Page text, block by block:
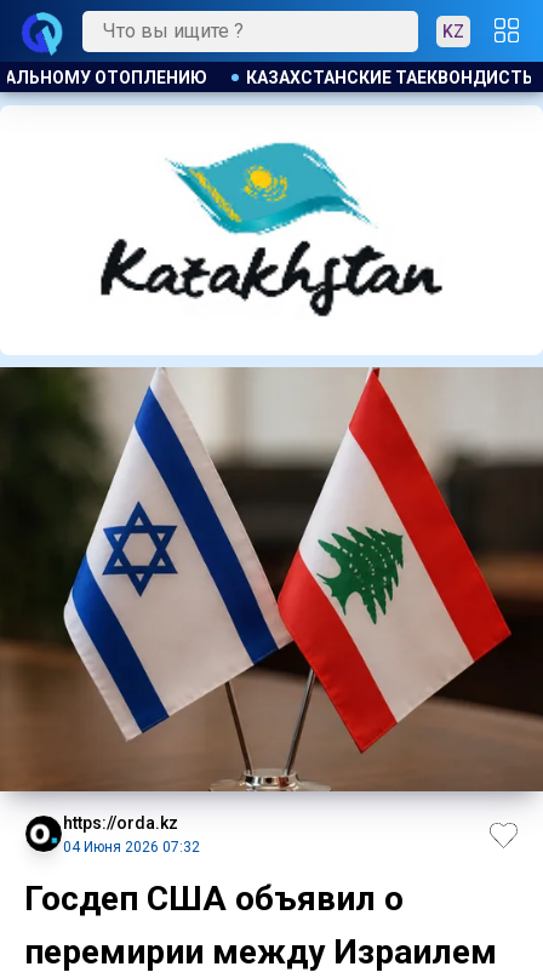
KZ
ЗАВОЕВАЛИ ЧЕТЫРЕ МЕДАЛИ НА ТУРНИРЕ В
https://orda.kz
04 Июня 2026 07:32
Госдеп США объявил о
перемирии между Израилем